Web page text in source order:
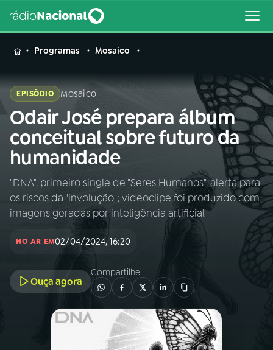
MENU
Buscar
na
Rádio
Nacional
Buscar
AO VIVO
INÍCIO
Programas Mosaico
EPISÓDIO Mosaico
Odair José prepara álbum
conceitual sobre futuro da
humanidade
"DNA", primeiro single de "Seres Humanos", alerta para
os riscos da "involução"; videoclipe foi produzido com
imagens geradas por inteligência artificial
NO AR EM02/04/2024, 16:20
Ouça agora
Compartilhe